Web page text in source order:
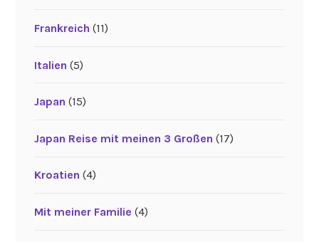
Frankreich (11)
Italien (5)
Japan (15)
Japan Reise mit meinen 3 Großen (17)
Kroatien (4)
Mit meiner Familie (4)